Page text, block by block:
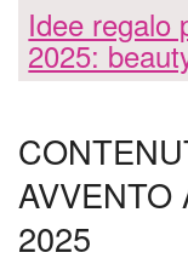
Idee regalo
2025:
AVVENTO
2025